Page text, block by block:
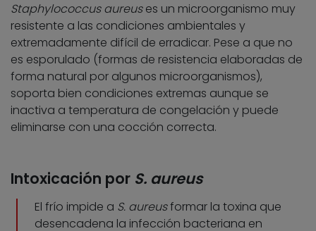
Staphylococcus aureuses un microorganismo muy
resistente a las condiciones ambientales y
extremadamente difícil de erradicar. Pese a que no
es esporulado (formas de resistencia elaboradas de
forma natural por algunos microorganismos),
soporta bien condiciones extremas aunque se
inactiva a temperatura de congelación y puede
eliminarse con una cocción correcta.
Intoxicación por S. aureus
El frío impide a S. aureusformar la toxina que
desencadena la infección bacteriana en